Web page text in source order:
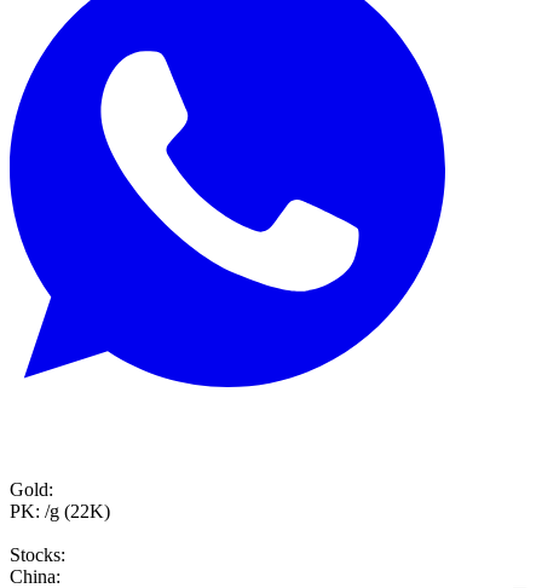
Gold:
PK: /g (22K)
Stocks:
China: